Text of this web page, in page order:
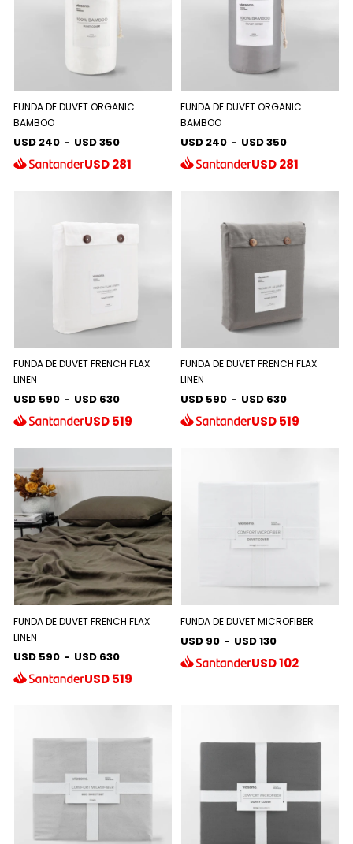
FUNDA DE DUVET ORGANIC
BAMBOO
USD 240 - USD 350
USD281
FUNDA DE DUVET ORGANIC
BAMBOO
USD 240 - USD 350
USD281
FUNDA DE DUVET FRENCH FLAX
LINEN
USD 590 - USD 630
USD519
FUNDA DE DUVET FRENCH FLAX
LINEN
USD 590 - USD 630
USD519
FUNDA DE DUVET FRENCH FLAX
LINEN
USD 590 - USD 630
USD519
FUNDA DE DUVET MICROFIBER
USD 90 - USD 130
USD102